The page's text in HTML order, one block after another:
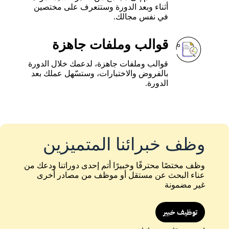
أثناء وبعد الدورة وستتعرف على مختصين
في نفس مجالك.
قوالب وملفات جاهزة
قوالب وملفات جاهزة، لدعمك خلال الدورة
بالفروض والاختبارات، وستسّهل عملك بعد
الدورة.
وظف خبرائنا المتميزين
وظف مختصًا محترفًا وخبيرًا أتم إحدى دوراتنا ودعك من
عناء البحث عن مستقل أو موظف من مصادر أخرى
غير مضمونة
توظيف خبير